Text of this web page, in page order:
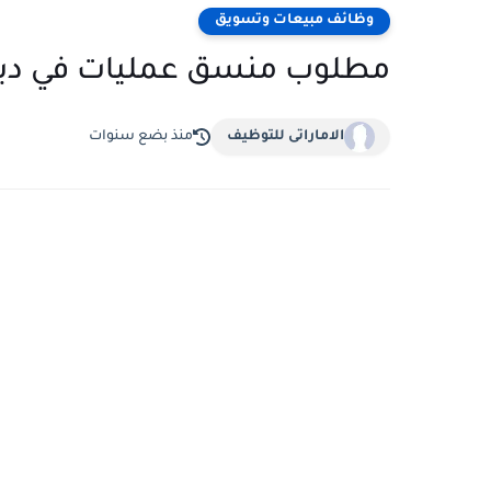
وظائف مبيعات وتسويق
مطلوب منسق عمليات في
الاماراتى للتوظيف منذ بضع سنوات